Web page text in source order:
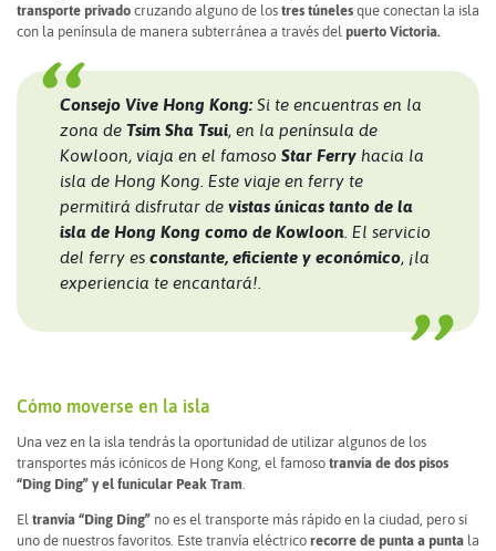
transporte privado cruzando alguno de los tres túneles que conectan la isla
con la península de manera subterránea a través del puerto Victoria.
Consejo Vive Hong Kong: Si te encuentras en la
zona de Tsim Sha Tsui, en la península de
Kowloon, viaja en el famoso Star Ferry hacia la
isla de Hong Kong. Este viaje en ferry te
permitirá disfrutar de vistas únicas tanto de la
isla de Hong Kong como de Kowloon . El servicio
del ferry es constante, eficiente y económico, ¡la
experiencia te encantará!.
Cómo moverse en la isla
Una vez en la isla tendrás la oportunidad de utilizar algunos de los
transportes más icónicos de Hong Kong, el famoso tranvía de dos pisos
“Ding Ding” y el funicular Peak Tram
El tranvía “Ding Ding” no es el transporte más rápido en la ciudad, pero si
uno de nuestros favoritos. Este tranvía eléctrico recorre de punta a punta la